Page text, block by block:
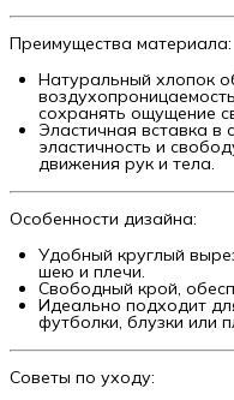
Преимущества материала:
Натуральный хлопок
сохранять ощущение
Эластичная вставка в
эластичность и
движения рук и тела.
Особенности дизайна:
Удобный круглый
шею и плечи.
Свободный крой,
Идеально подходит
футболки, блузки или
Советы по уходу: